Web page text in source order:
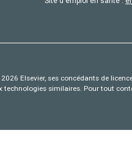
Elsevier, ses concédants de
technologies similaires. Pour tout